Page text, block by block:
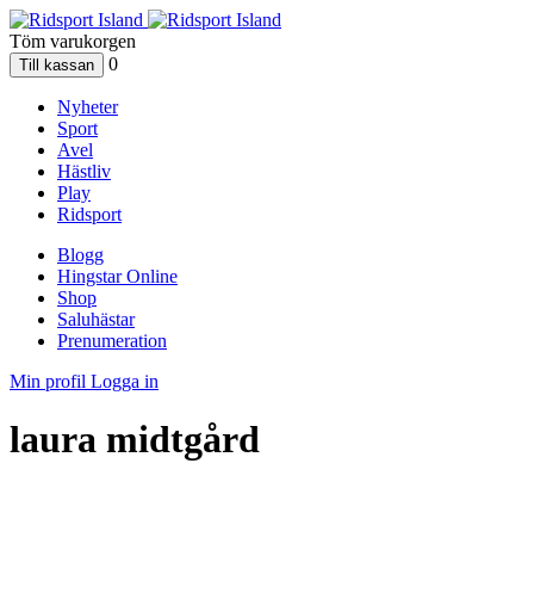
Töm varukorgen
0
Nyheter
Sport
Avel
Hästliv
Play
Ridsport
Blogg
Hingstar Online
Shop
Saluhästar
Prenumeration
Min profil Logga in
laura midtgård